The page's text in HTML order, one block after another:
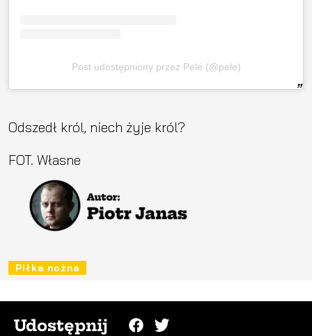
Post udostępniony przez Pelé (@pele)
Odszedł król, niech żyje król?
FOT. Własne
Piłka nożna
Udostępnij